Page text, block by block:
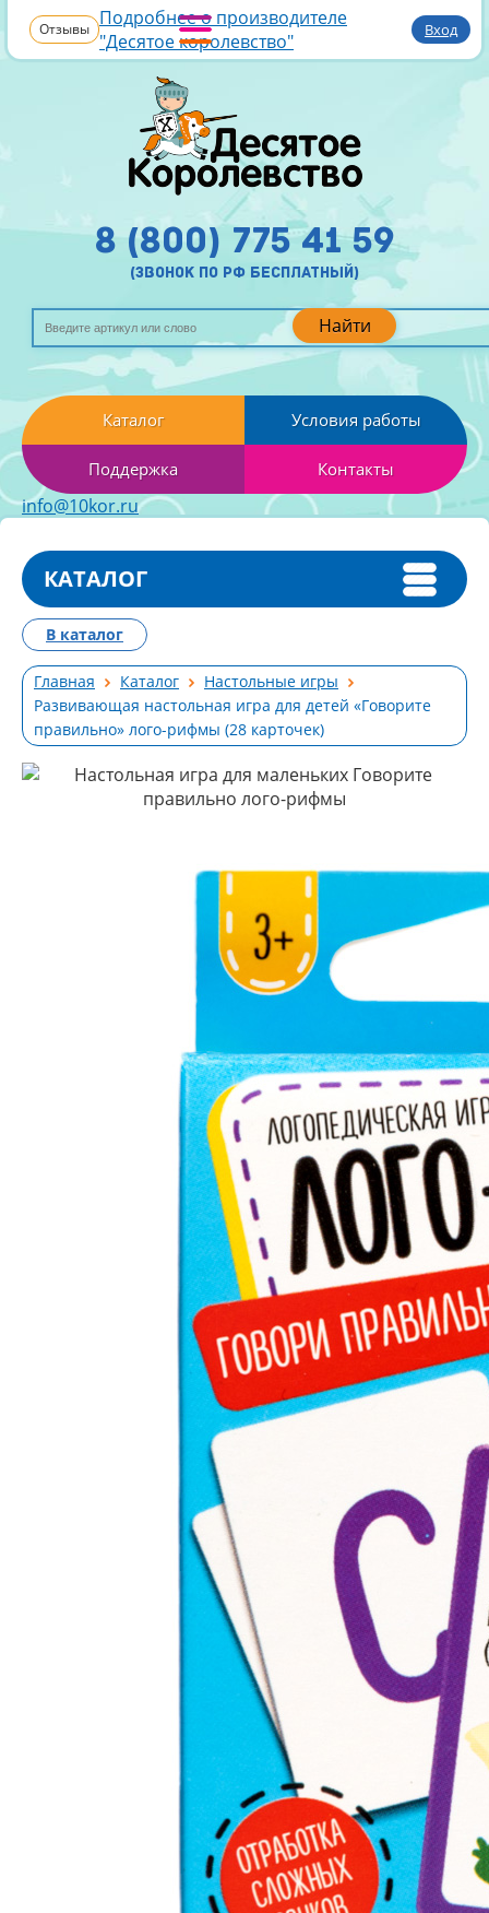
Отзывы Подробнее о производителе
"Десятое королевство"
Вход
Найти
8 (800) 775 41 59
(звонок по рф бесплатный)
Каталог Условия работы
Поддержка Контакты
info@10kor.ru
КАТАЛОГ
Главная Каталог
Настольные игры
Развивающая настольная игра для детей «Говорите
правильно» лого-рифмы (28 карточек)
В каталог